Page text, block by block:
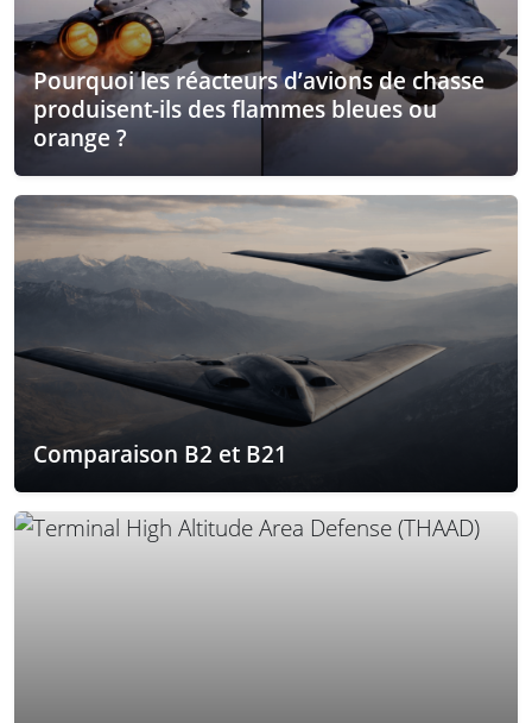
Pourquoi les réacteurs d’avions de chasse
produisent-ils des flammes bleues ou
orange ?
Comparaison B2 et B21